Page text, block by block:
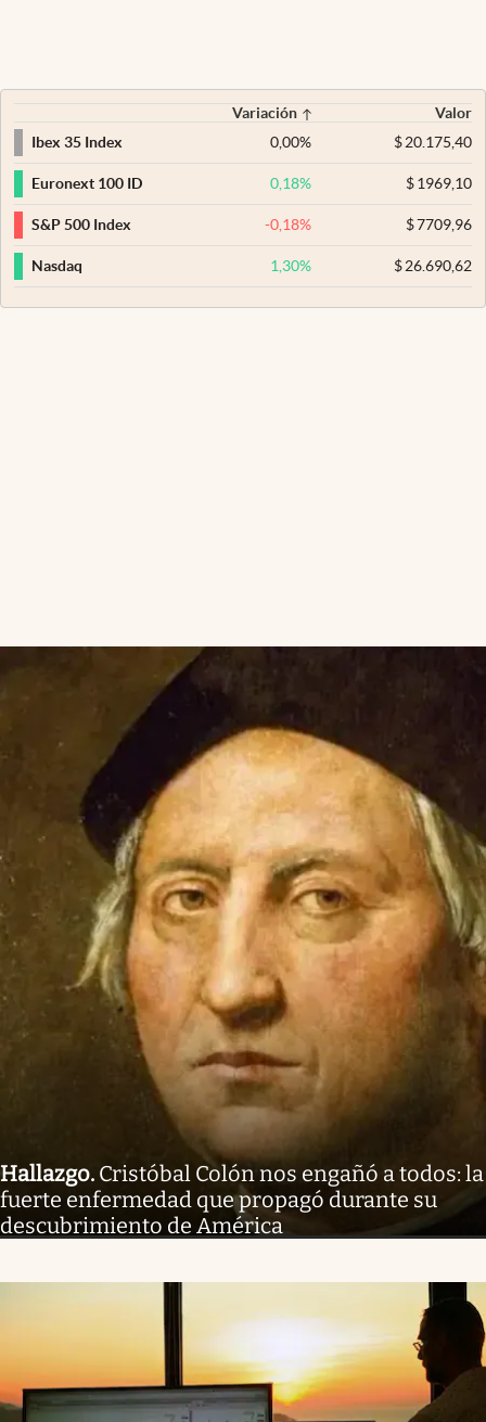
Variación
Valor
Ibex 35 Index
0,00% $20.175,40
Euronext 100 ID 0,18% $1969,10
S&P 500 Index -0,18% $7709,96
Nasdaq 1,30% $26.690,62
Hallazgo. Cristóbal Colón nos engañó a todos: la
fuerte enfermedad que propagó durante su
descubrimiento de América